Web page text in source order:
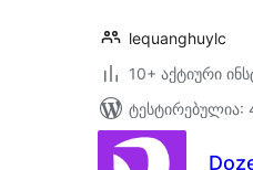
lequanghuylc
10+ აქტიური
ტესტირებულია: